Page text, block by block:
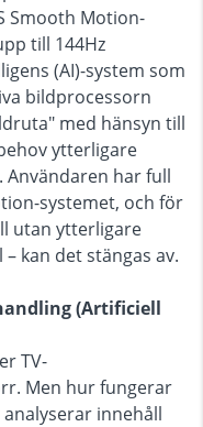
Smooth Motion-
till 144Hz
(AI)-system som
bildprocessorn
med hänsyn till
ytterligare
har full
systemet, och för
utan ytterligare
kan det stängas av.
(Artificiell
TV-
Men hur fungerar
innehåll